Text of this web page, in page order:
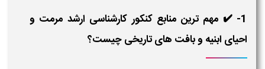
1- ✔️ مهم ترین منابع کنکور کارشناسی ارشد مرمت و
احیای ابنیه و بافت های تاریخی چیست؟